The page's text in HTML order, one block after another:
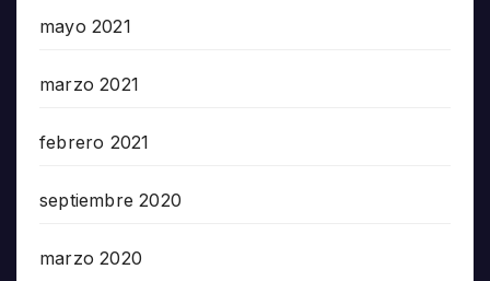
mayo 2021
marzo 2021
febrero 2021
septiembre 2020
marzo 2020